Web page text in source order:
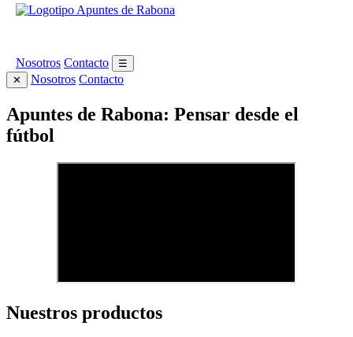
Nosotros Contacto
☰
✕
Nosotros Contacto
Apuntes de Rabona: Pensar desde el
fútbol
Nuestros productos